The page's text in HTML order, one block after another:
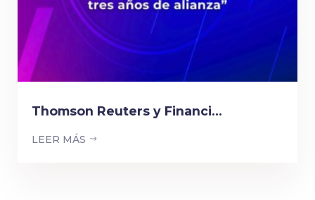
Thomson Reuters y Financi...
LEER MÁS